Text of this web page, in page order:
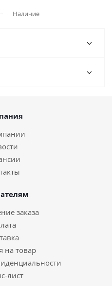
Наличие
заказа
на товар
лист